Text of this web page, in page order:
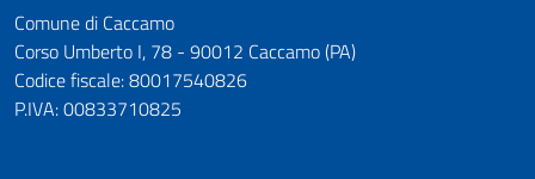
Comune di Caccamo
Corso Umberto I, 78 - 90012 Caccamo (PA)
Codice fiscale: 80017540826
P.IVA: 00833710825